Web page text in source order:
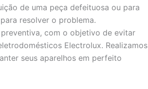
de uma peça defeituosa ou para
resolver o problema.
com o objetivo de evitar
Electrolux. Realizamos
seus aparelhos em perfeito